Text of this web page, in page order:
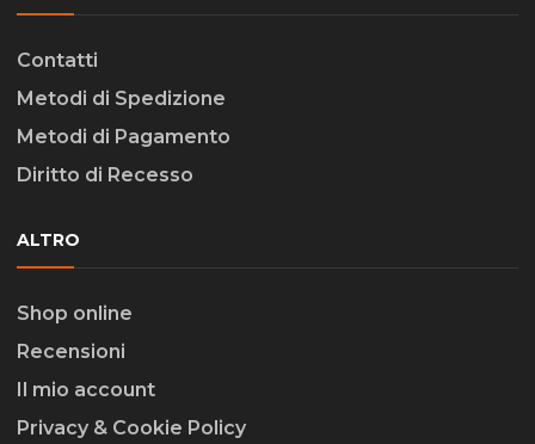
Contatti
Metodi di Spedizione
Metodi di Pagamento
Diritto di Recesso
ALTRO
Shop online
Recensioni
Il mio account
Privacy & Cookie Policy